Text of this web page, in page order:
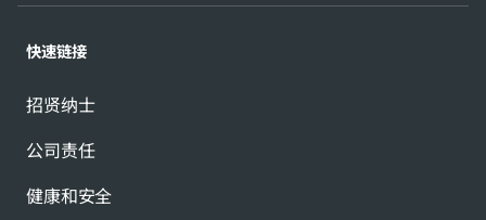
快速链接
招贤纳士
公司责任
健康和安全